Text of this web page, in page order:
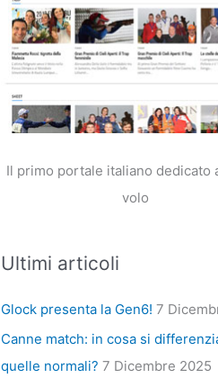
Il primo portale italiano dedicato
volo
Ultimi articoli
Glock presenta la Gen6! 7
Canne match: in cosa si
quelle normali? 7 Dicembre 2025